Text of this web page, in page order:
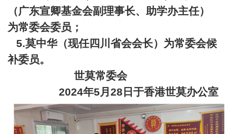
（广东宣卿基金会副理事长、助学办主任）
为常委会委员；
5.莫中华（现任四川省会会长）为常委会候
补委员。
世莫常委会
2024年5月 28 日于香港世莫办公室